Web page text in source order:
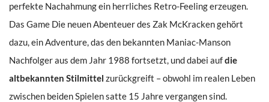
perfekte Nachahmung ein herrliches Retro-Feeling erzeugen.
Das Game Die neuen Abenteuer des Zak McKracken gehört
dazu, ein Adventure, das den bekannten Maniac-Manson
Nachfolger aus dem Jahr 1988 fortsetzt, und dabei aufdie
altbekannten Stilmittel zurückgreift – obwohl im realen Leben
zwischen beiden Spielen satte 15 Jahre vergangen sind.